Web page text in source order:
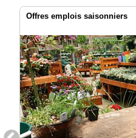
Offres emplois saisonniers